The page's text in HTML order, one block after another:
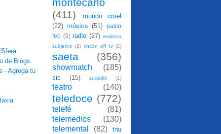
montecarlo
(411)
mundo cruel
(22) música (51)
patito
feo (9) radio (27) realismo
subjetivo (2) rincón off tv (2)
saeta (356)
showmatch (185)
sic (15) sucedió (1)
teatro (140)
teledoce (772)
telefé
(81)
telemedios
(130)
telemental
(82) tnu